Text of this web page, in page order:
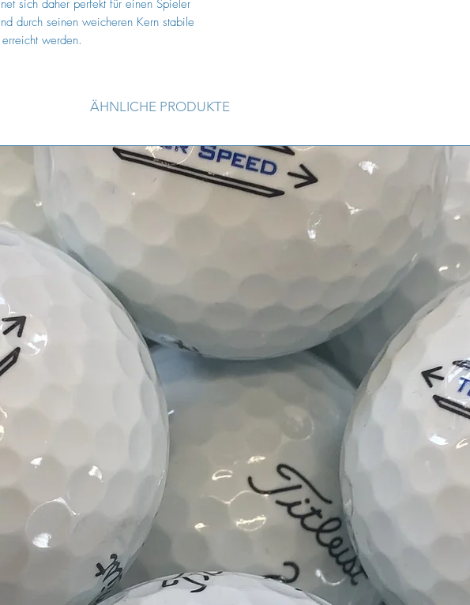
sich daher perfekt für einen Spieler
durch seinen weicheren Kern stabile
werden.
Kategorie AA/A
Die Golfbälle der Kategorie AA/A sind für
Trainingszwecke geeignet. Bälle haben
Abrieb bzw. Spielspuren, Bläschen auf der
Verfärbungen, Markierungen, Verschmutzungen
stärker ausgeprägt sein.
Cuts und X-Out Bälle können auch vorkommen.
ÄHNLICHE PRODUKTE